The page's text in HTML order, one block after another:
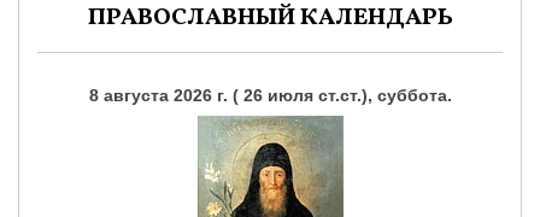
ПРАВОСЛАВНЫЙ КАЛЕНДАРЬ
8 августа 2026 г. ( 26 июля ст.ст.), суббота.